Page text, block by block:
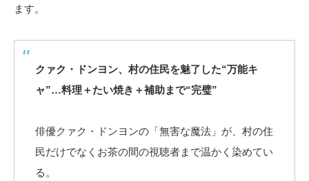
ます。
クァク・ドンヨン、村の住民を魅了した“万能キ
ャ”…料理＋たい焼き＋補助まで“完璧”
俳優クァク・ドンヨンの「無害な魔法」が、村の住
民だけでなくお茶の間の視聴者まで温かく染めてい
る。